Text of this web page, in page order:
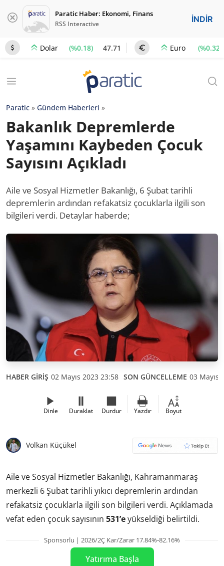
Paratic Haber: Ekonomi, Finans
RSS Interactive İNDİR
Dolar (%0.18) 47.71 Euro (%0.32)
Paratic » Gündem Haberleri »
Bakanlık Depremlerde
Yaşamını Kaybeden Çocuk
Sayısını Açıkladı
Aile ve Sosyal Hizmetler Bakanlığı, 6 Şubat tarihli
depremlerin ardından refakatsiz çocuklarla ilgili son
bilgileri verdi. Detaylar haberde;
HABER GİRİŞ 02 Mayıs 2023 23:58 SON GÜNCELLEME 03 Mayıs
Dinle Duraklat Durdur Yazdır Boyut
Volkan Küçükel
Aile ve Sosyal Hizmetler Bakanlığı, Kahramanmaraş
merkezli 6 Şubat tarihli yıkıcı depremlerin ardından
refakatsiz çocuklarla ilgili son bilgileri verdi. Açıklamada
vefat eden çocuk sayısının 531’eyükseldiği belirtildi.
Sponsorlu | 2026/2Ç Kar/Zarar 17.84%-82.16%
Yatırıma Başla